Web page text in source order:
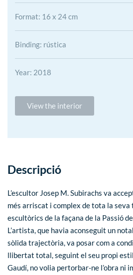
Format: 16 x 24 cm
Binding: rústica
Year: 2018
View the interior
Descripció
L’escultor Josep M. Subirachs va
més arriscat i complex de tota la
escultòrics de la façana de la Passió
L’artista, que havia aconseguit un
sòlida trajectòria, va posar com a
llibertat total, seguint el seu propi
Gaudí, no volia pertorbar-ne l’obra ni